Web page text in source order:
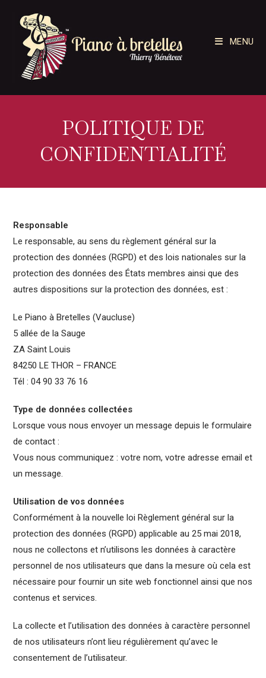
content
MENU
POLITIQUE DE
CONFIDENTIALITÉ
Responsable
Le responsable, au sens du règlement général sur la
protection des données (RGPD) et des lois nationales sur la
protection des données des États membres ainsi que des
autres dispositions sur la protection des données, est :
Le Piano à Bretelles (Vaucluse)
5 allée de la Sauge
ZA Saint Louis
84250 LE THOR – FRANCE
Tél : 04 90 33 76 16
Type de données collectées
Lorsque vous nous envoyer un message depuis le formulaire
de contact :
Vous nous communiquez : votre nom, votre adresse email et
un message.
Utilisation de vos données
Conformément à la nouvelle loi Règlement général sur la
protection des données (RGPD) applicable au 25 mai 2018,
nous ne collectons et n’utilisons les données à caractère
personnel de nos utilisateurs que dans la mesure où cela est
nécessaire pour fournir un site web fonctionnel ainsi que nos
contenus et services.
La collecte et l’utilisation des données à caractère personnel
de nos utilisateurs n’ont lieu régulièrement qu’avec le
consentement de l’utilisateur.